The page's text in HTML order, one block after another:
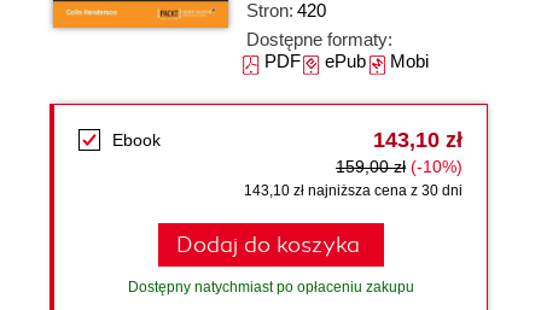
Stron: 420
Dostępne formaty:
PDFePubMobi
Ebook 143,10 zł
159,00 zł (-10%)
143,10 zł najniższa cena z 30 dni
Dodaj do koszyka
Dostępny natychmiast po opłaceniu zakupu